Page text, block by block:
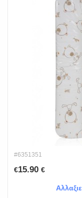
#6351351
€15.90 €